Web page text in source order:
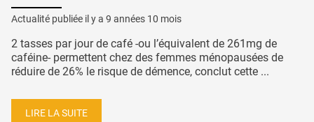
Actualité publiée il y a 9 années 10 mois
2 tasses par jour de café -ou l’équivalent de 261mg de
caféine- permettent chez des femmes ménopausées de
réduire de 26% le risque de démence, conclut cette ...
LIRE LA SUITE